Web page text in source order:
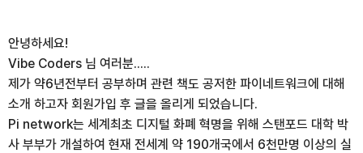
안녕하세요!
Vibe Coders 님 여러분.....
제가 약6년전부터 공부하며 관련 책도 공저한 파이네트워크에 대해
소개 하고자 회원가입 후 글을 올리게 되었습니다.
Pi network는 세계최초 디지털 화폐 혁명을 위해 스탠포드 대학 박
사 부부가 개설하여 현재 전세계 약 190개국에서 6천만명 이상의 실